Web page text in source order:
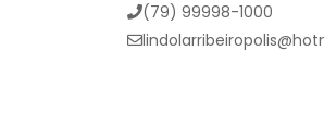
(79) 99998-1000